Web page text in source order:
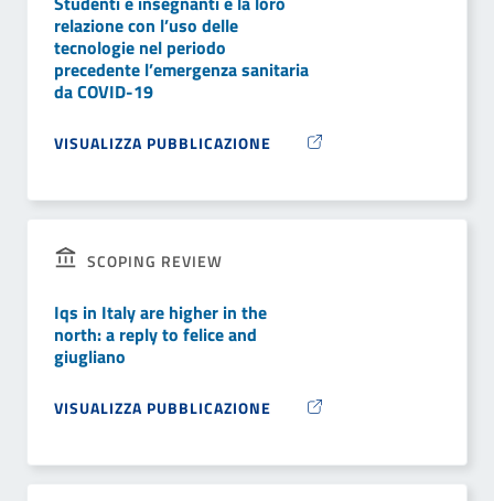
relazione con l’uso delle
tecnologie nel periodo
precedente l’emergenza sanitaria
da COVID-19
VISUALIZZA PUBBLICAZIONE
SCOPING REVIEW
Iqs in Italy are higher in the
north: a reply to felice and
giugliano
VISUALIZZA PUBBLICAZIONE